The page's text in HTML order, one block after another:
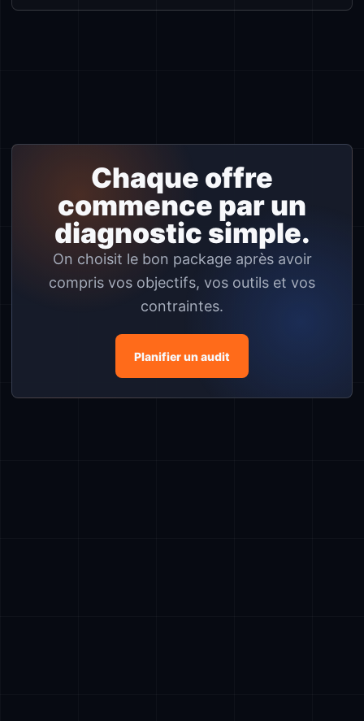
Chaque offre
commence par un
diagnostic simple.
On choisit le bon package après avoir
compris vos objectifs, vos outils et vos
contraintes.
Planifier un audit